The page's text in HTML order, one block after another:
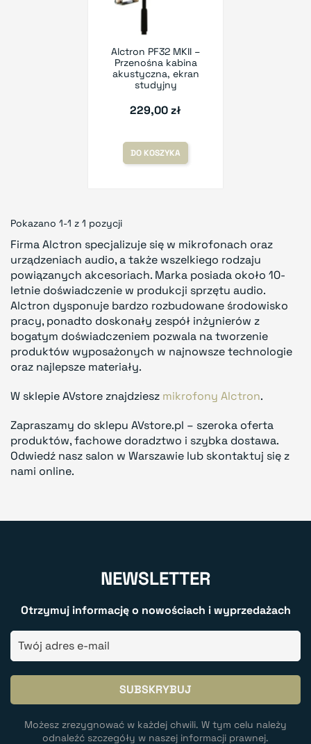
Alctron PF32 MKII –
Przenośna kabina
akustyczna, ekran
studyjny
229,00 zł
DO KOSZYKA
Pokazano 1-1 z 1 pozycji
Firma Alctron specjalizuje się w mikrofonach oraz
urządzeniach audio, a także wszelkiego rodzaju
powiązanych akcesoriach. Marka posiada około 10-
letnie doświadczenie w produkcji sprzętu audio.
Alctron dysponuje bardzo rozbudowane środowisko
pracy, ponadto doskonały zespół inżynierów z
bogatym doświadczeniem pozwala na tworzenie
produktów wyposażonych w najnowsze technologie
oraz najlepsze materiały.
W sklepie AVstore znajdziesz mikrofony Alctron.
Zapraszamy do sklepu AVstore.pl – szeroka oferta
produktów, fachowe doradztwo i szybka dostawa.
Odwiedź nasz salon w Warszawie lub skontaktuj się z
nami online.
NEWSLETTER
Otrzymuj informację o nowościach i wyprzedażach
Możesz zrezygnować w każdej chwili. W tym celu należy
odnaleźć szczegóły w naszej informacji prawnej.